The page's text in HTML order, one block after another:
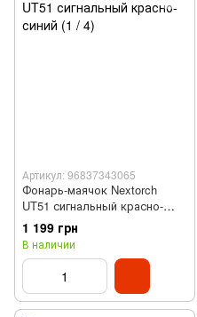
Артикул: 96837343065
Фонарь-маячок Nextorch
UT51 сигнальный красно-
синий
1 199 грн
В наличии